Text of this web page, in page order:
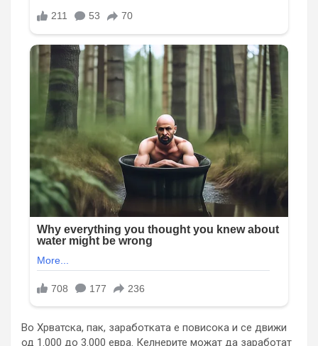
Во Хрватска, пак, заработката е повисока и се движи
од 1.000 до 3.000 евра. Келнерите можат да заработат